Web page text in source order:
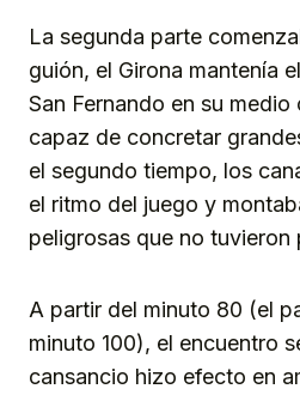
La segunda parte
guión, el Girona mantenía
San Fernando en su
capaz de concretar
el segundo tiempo, los
el ritmo del juego y
peligrosas que no tuvieron
A partir del minuto 80 (el
minuto 100), el encuentro
cansancio hizo efecto en